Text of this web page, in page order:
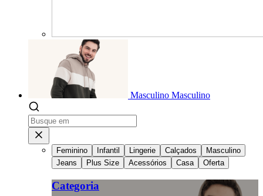
Masculino Masculino
Feminino Infantil Lingerie Calçados
Masculino
Jeans
Plus Size Acessórios Casa Oferta
Categoria